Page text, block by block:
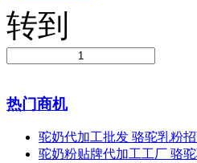
转到
热门商机
驼奶代加工批发 骆驼乳粉
驼奶粉贴牌代加工工厂 骆